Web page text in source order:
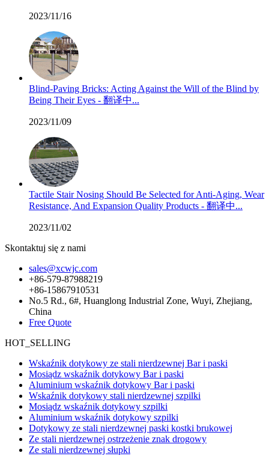
2023/11/16
Blind-Paving Bricks: Acting Against the Will of the Blind by
Being Their Eyes - 翻译中...
2023/11/09
Tactile Stair Nosing Should Be Selected for Anti-Aging, Wear
Resistance, And Expansion Quality Products - 翻译中...
2023/11/02
Skontaktuj się z nami
sales@xcwjc.com
+86-579-87988219
+86-15867910531
No.5 Rd., 6#, Huanglong Industrial Zone, Wuyi, Zhejiang,
China
Free Quote
HOT_SELLING
Wskaźnik dotykowy ze stali nierdzewnej Bar i paski
Mosiądz wskaźnik dotykowy Bar i paski
Aluminium wskaźnik dotykowy Bar i paski
Wskaźnik dotykowy stali nierdzewnej szpilki
Mosiądz wskaźnik dotykowy szpilki
Aluminium wskaźnik dotykowy szpilki
Dotykowy ze stali nierdzewnej paski kostki brukowej
Ze stali nierdzewnej ostrzeżenie znak drogowy
Ze stali nierdzewnej słupki